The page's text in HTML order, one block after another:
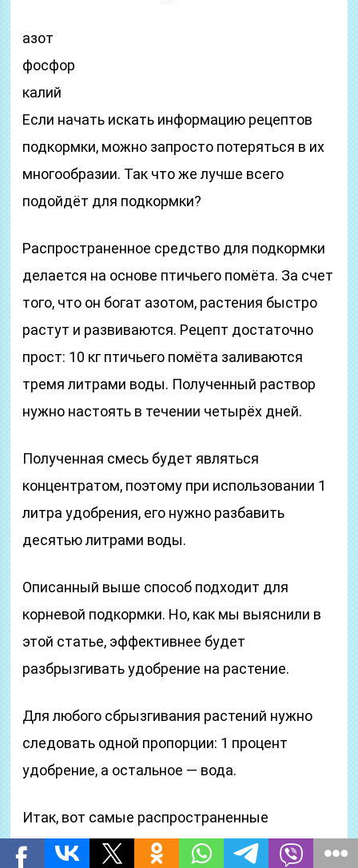
азот
фосфор
калий
Если начать искать информацию рецептов
подкормки, можно запросто потеряться в их
многообразии. Так что же лучше всего
подойдёт для подкормки?
Распространенное средство для подкормки
делается на основе птичьего помёта. За счет
того, что он богат азотом, растения быстро
растут и развиваются. Рецепт достаточно
прост: 10 кг птичьего помёта заливаются
тремя литрами воды. Полученный раствор
нужно настоять в течении четырёх дней.
Полученная смесь будет являться
концентратом, поэтому при использовании 1
литра удобрения, его нужно разбавить
десятью литрами воды.
Описанный выше способ подходит для
корневой подкормки. Но, как мы выяснили в
этой статье, эффективнее будет
разбрызгивать удобрение на растение.
Для любого сбрызгивания растений нужно
следовать одной пропорции: 1 процент
удобрение, а остальное — вода.
Итак, вот самые распространенные
народные методы для подкормки растений: